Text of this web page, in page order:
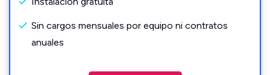
Sin cargos mensuales por equipo ni contratos
anuales